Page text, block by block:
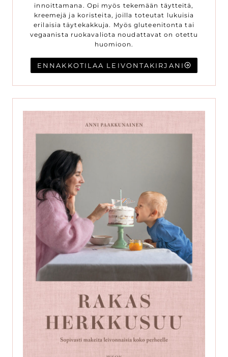
innoittamana. Opi myös tekemään täytteitä,
kreemejä ja koristeita, joilla toteutat lukuisia
erilaisia täytekakkuja. Myös gluteenitonta tai
vegaanista ruokavaliota noudattavat on otettu
huomioon.
ENNAKKOTILAA LEIVONTAKIRJANI